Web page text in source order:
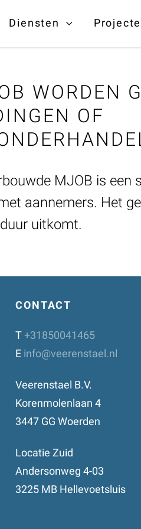
Diensten
WORDEN
OF
MJOB is een
aannemers. Het
uitkomt.
CONTACT
T+31850041465
E info@veerenstael.nl
Veerenstael B.V.
Korenmolenlaan 4
3447 GG Woerden
Locatie Zuid
Andersonweg 4-03
3225 MB Hellevoetsluis